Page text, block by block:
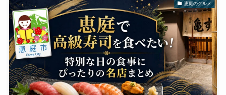
恵庭のグルメ